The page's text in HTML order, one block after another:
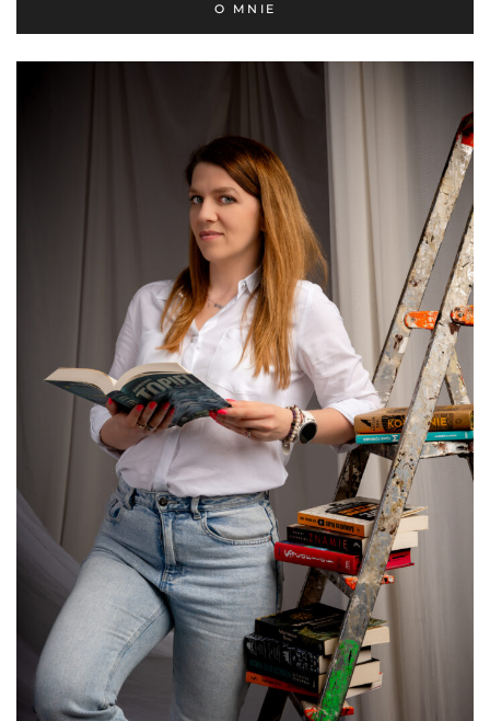
O MNIE